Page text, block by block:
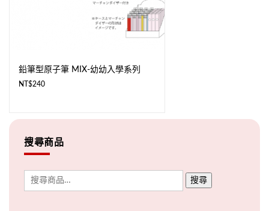
鉛筆型原子筆 MIX-幼幼入學系列
NT$240
搜尋商品
搜尋